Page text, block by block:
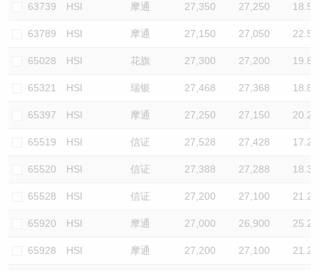
63739 HSI 摩通 27,350 27,250 18.5
63789 HSI 摩通 27,150 27,050 22.5
65028 HSI 花旗 27,300 27,200 19.8
65321 HSI 瑞银 27,468 27,368 18.8
65397 HSI 摩通 27,250 27,150 20.2
65519 HSI 信证 27,528 27,428 17.2
65520 HSI 信证 27,388 27,288 18.3
65528 HSI 信证 27,200 27,100 21.2
65920 HSI 摩通 27,000 26,900 25.2
65928 HSI 摩通 27,200 27,100 21.2